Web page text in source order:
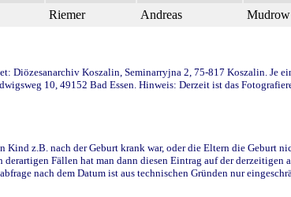
Riemer Andreas Mudrow
Koszalin, Seminarryjna 2, 75-817 Koszalin. Je
10, 49152 Bad Essen. Hinweis: Derzeit ist das
z.B. nach der Geburt krank war, oder die Eltern die Geburt
Fällen hat man dann diesen Eintrag auf der derzeitigen
nach dem Datum ist aus technischen Gründen nur